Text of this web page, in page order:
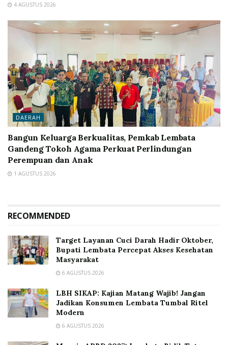
4 AGUSTUS 2026
DAERAH
Bangun Keluarga Berkualitas, Pemkab Lembata
Gandeng Tokoh Agama Perkuat Perlindungan
Perempuan dan Anak
1 AGUSTUS 2026
RECOMMENDED
Target Layanan Cuci Darah Hadir Oktober,
Bupati Lembata Percepat Akses Kesehatan
Masyarakat
6 AGUSTUS 2026
LBH SIKAP: Kajian Matang Wajib! Jangan
Jadikan Konsumen Lembata Tumbal Ritel
Modern
6 AGUSTUS 2026